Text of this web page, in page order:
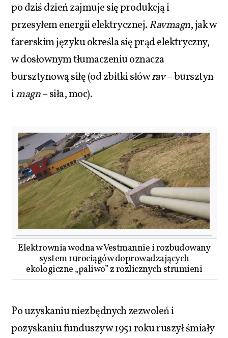
po dziś dzień zajmuje się produkcją i
przesyłem energii elektrycznej.Ravmagn, jak w
farerskim języku określa się prąd elektryczny,
w dosłownym tłumaczeniu oznacza
bursztynową siłę (od zbitki słówrav– bursztyn
imagn– siła, moc).
Elektrownia wodna w Vestmannie i rozbudowany
system rurociągów doprowadzających
ekologiczne „paliwo” z rozlicznych strumieni
Po uzyskaniu niezbędnych zezwoleń i
pozyskaniu funduszy w 1951 roku ruszył śmiały